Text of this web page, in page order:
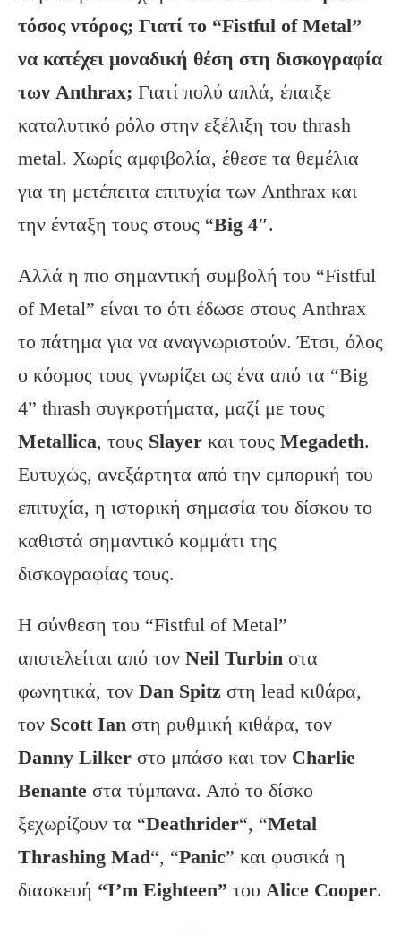
τόσος ντόρος; Γιατί το “Fistful of Metal”
να κατέχει μοναδική θέση στη δισκογραφία
των Anthrax; Γιατί πολύ απλά, έπαιξε
καταλυτικό ρόλο στην εξέλιξη του thrash
metal. Χωρίς αμφιβολία, έθεσε τα θεμέλια
για τη μετέπειτα επιτυχία των Anthrax και
την ένταξη τους στους “Big 4″.
Αλλά η πιο σημαντική συμβολή του “Fistful
of Metal” είναι το ότι έδωσε στους Anthrax
το πάτημα για να αναγνωριστούν. Έτσι, όλος
ο κόσμος τους γνωρίζει ως ένα από τα “Big
4” thrash συγκροτήματα, μαζί με τους
Metallica, τους Slayer και τους Megadeth.
Ευτυχώς, ανεξάρτητα από την εμπορική του
επιτυχία, η ιστορική σημασία του δίσκου το
καθιστά σημαντικό κομμάτι της
δισκογραφίας τους.
Η σύνθεση του “Fistful of Metal”
αποτελείται από τον Neil Turbin στα
φωνητικά, τον Dan Spitz στη lead κιθάρα,
τον Scott Ian στη ρυθμική κιθάρα, τον
Danny Lilker στο μπάσο και τον Charlie
Benante στα τύμπανα. Από το δίσκο
ξεχωρίζουν τα “Deathrider“, “Metal
Thrashing Mad“, “Panic” και φυσικά η
διασκευή “I’m Eighteen” του Alice Cooper.